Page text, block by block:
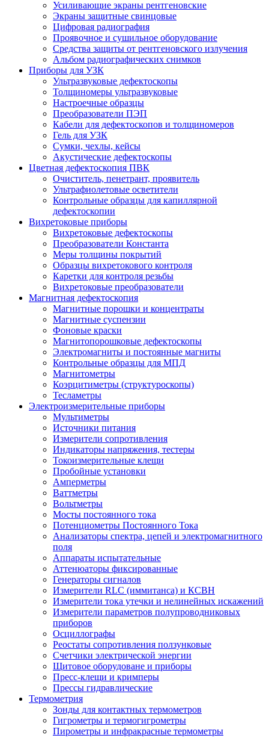
Усиливающие экраны рентгеновские
Экраны защитные свинцовые
Цифровая радиография
Проявочное и сушильное оборудование
Средства защиты от рентгеновского излучения
Альбом радиографических снимков
Приборы для УЗК
Ультразвуковые дефектоскопы
Толщиномеры ультразвуковые
Настроечные образцы
Преобразователи ПЭП
Кабели для дефектоскопов и толщиномеров
Гель для УЗК
Сумки, чехлы, кейсы
Акустические дефектоскопы
Цветная дефектоскопия ПВК
Очиститель, пенетрант, проявитель
Ультрафиолетовые осветители
Контрольные образцы для капиллярной
дефектоскопии
Вихретоковые приборы
Вихретоковые дефектоскопы
Преобразователи Константа
Меры толщины покрытий
Образцы вихретокового контроля
Каретки для контроля резьбы
Вихретоковые преобразователи
Магнитная дефектоскопия
Магнитные порошки и концентраты
Магнитные суспензии
Фоновые краски
Магнитопорошковые дефектоскопы
Электромагниты и постоянные магниты
Контрольные образцы для МПД
Магнитометры
Коэрцитиметры (структуроскопы)
Тесламетры
Электроизмерительные приборы
Мультиметры
Источники питания
Измерители сопротивления
Индикаторы напряжения, тестеры
Токоизмерительные клещи
Пробойные установки
Амперметры
Ваттметры
Вольтметры
Мосты постоянного тока
Потенциометры Постоянного Тока
Анализаторы спектра, цепей и электромагнитного
поля
Аппараты испытательные
Аттенюаторы фиксированные
Генераторы сигналов
Измерители RLC (иммитанса) и КСВН
Измерители тока утечки и нелинейных искажений
Измерители параметров полупроводниковых
приборов
Осциллографы
Реостаты сопротивления ползунковые
Счетчики электрической энергии
Щитовое оборудоване и приборы
Пресс-клещи и кримперы
Прессы гидравлические
Термометрия
Зонды для контактных термометров
Гигрометры и термогигрометры
Пирометры и инфракрасные термометры